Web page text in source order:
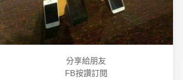
分享給朋友
FB按讚訂閱